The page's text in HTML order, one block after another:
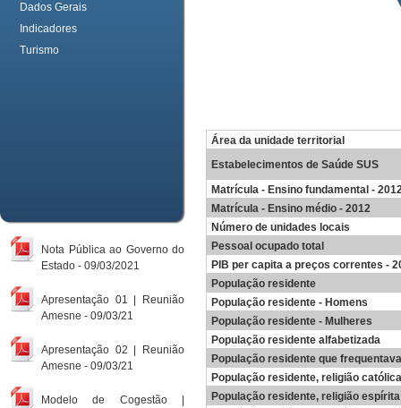
Dados Gerais
Indicadores
Turismo
Nota Pública ao Governo do
Estado - 09/03/2021
Apresentação 01 | Reunião
Amesne - 09/03/21
Apresentação 02 | Reunião
Amesne - 09/03/21
Modelo de Cogestão |
Área da unidade territorial
Estabelecimentos de Saúde SUS
Matrícula - Ensino fundamental -
Matrícula - Ensino médio - 2012
Número de unidades locais
Pessoal ocupado total
PIB per capita a preços correntes -
População residente
População residente - Homens
População residente - Mulheres
População residente alfabetizada
População residente que
População residente, religião
População residente, religião espírita